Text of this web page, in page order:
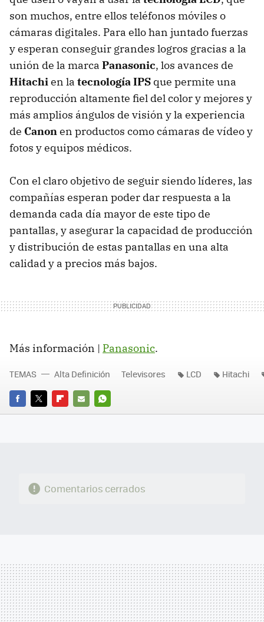
son muchos, entre ellos teléfonos móviles o
cámaras digitales. Para ello han juntado fuerzas
y esperan conseguir grandes logros gracias a la
unión de la marca Panasonic, los avances de
Hitachien la tecnología IPS que permite una
reproducción altamente fiel del color y mejores y
más amplios ángulos de visión y la experiencia
de Canonen productos como cámaras de vídeo y
fotos y equipos médicos.
Con el claro objetivo de seguir siendo líderes, las
compañías esperan poder dar respuesta a la
demanda cada día mayor de este tipo de
pantallas, y asegurar la capacidad de producción
y distribución de estas pantallas en una alta
calidad y a precios más bajos.
Más información | Panasonic.
FACEBOOK
TWITTERFLIPBOARD
E-
WHATSAPP
TEMAS Alta Definición Televisores LCD Hitachi
Comentarios cerrados